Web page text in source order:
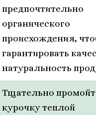
предпочтительно
органического
происхождения,
гарантировать
натуральность
Тщательно
курочку теплой